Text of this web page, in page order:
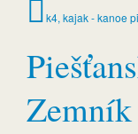
k4, kajak - kanoe
Zemník